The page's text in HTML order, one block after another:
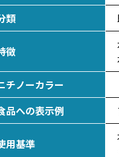
類
徴
チノーカラー
品への表示例
用基準